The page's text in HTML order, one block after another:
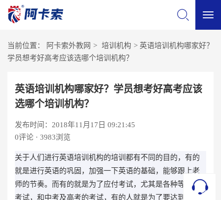
当前位置： 阿卡索外教网 > 培训机构 > 英语培训机构哪家好？
学员想考好高考应该选哪个培训机构？
英语培训机构哪家好？学员想考好高考应该
选哪个培训机构？
发布时间：2018年11月17日 09:21:45
0评论 · 3983浏览
关于人们进行英语培训机构的培训都有不同的目的，有的
就是进行英语的巩固，加强一下英语的基础，能够跟上老
师的节奏。而有的就是为了应付考试，尤其是各种等级的
考试，和中考及高考的考试，有的人就是为了要达到一种